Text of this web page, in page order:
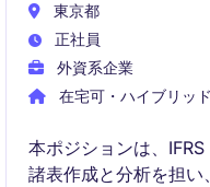
東京都
正社員
外資系企業
在宅可・ハイブリッ
本ポジションは、
諸表作成と分析を担い